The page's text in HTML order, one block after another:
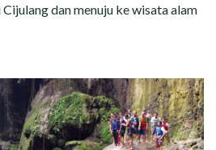
dan menuju ke wisata alam